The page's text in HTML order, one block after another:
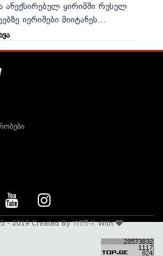
ანექსირებულ ყირიმში რუსულ
იერიშები მიიტანეს...
- 2019 Created ByWEB-XWith